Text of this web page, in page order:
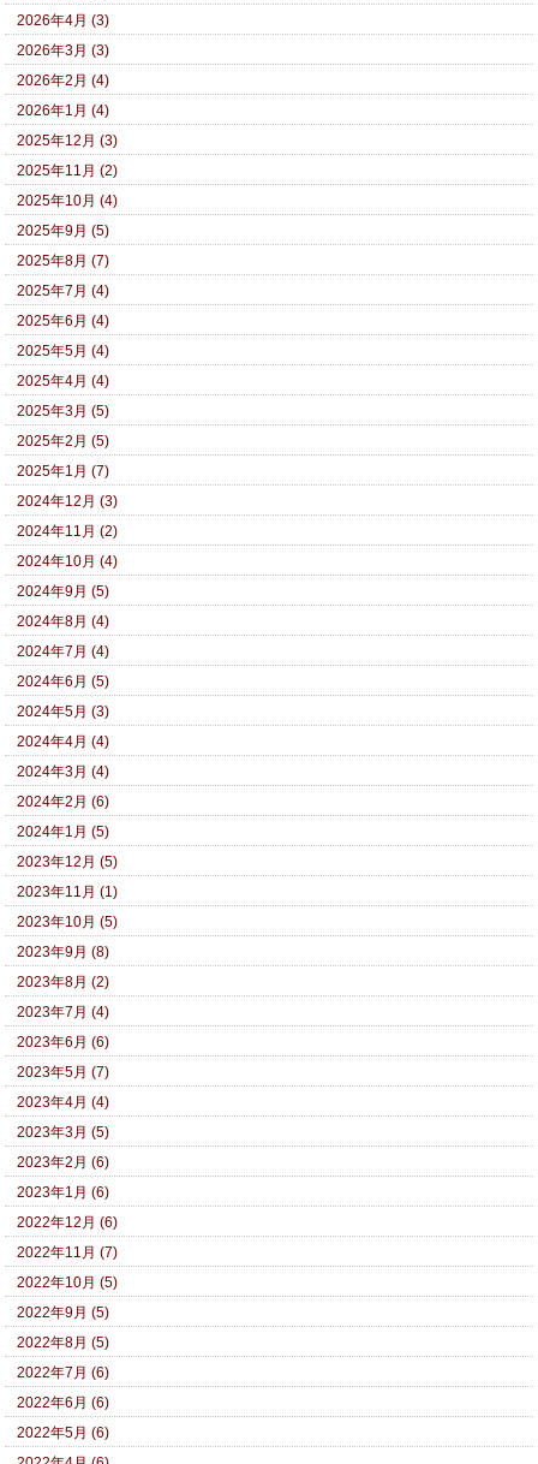
2026年4月 (3)
2026年3月 (3)
2026年2月 (4)
2026年1月 (4)
2025年12月 (3)
2025年11月 (2)
2025年10月 (4)
2025年9月 (5)
2025年8月 (7)
2025年7月 (4)
2025年6月 (4)
2025年5月 (4)
2025年4月 (4)
2025年3月 (5)
2025年2月 (5)
2025年1月 (7)
2024年12月 (3)
2024年11月 (2)
2024年10月 (4)
2024年9月 (5)
2024年8月 (4)
2024年7月 (4)
2024年6月 (5)
2024年5月 (3)
2024年4月 (4)
2024年3月 (4)
2024年2月 (6)
2024年1月 (5)
2023年12月 (5)
2023年11月 (1)
2023年10月 (5)
2023年9月 (8)
2023年8月 (2)
2023年7月 (4)
2023年6月 (6)
2023年5月 (7)
2023年4月 (4)
2023年3月 (5)
2023年2月 (6)
2023年1月 (6)
2022年12月 (6)
2022年11月 (7)
2022年10月 (5)
2022年9月 (5)
2022年8月 (5)
2022年7月 (6)
2022年6月 (6)
2022年5月 (6)